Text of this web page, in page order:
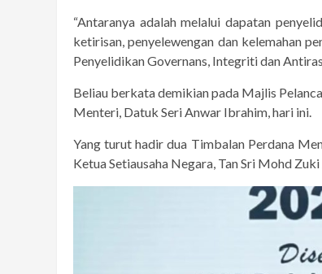
“Antaranya adalah melalui dapatan
ketirisan, penyelewengan dan kelemahan
Penyelidikan Governans, Integriti dan
Beliau berkata demikian pada Majlis
Menteri, Datuk Seri Anwar Ibrahim, hari ini.
Yang turut hadir dua Timbalan Perdana
Ketua Setiausaha Negara, Tan Sri Mohd